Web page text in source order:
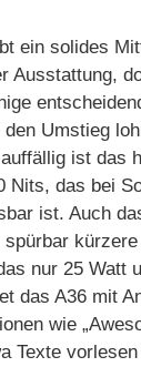
ein solides
Ausstattung,
Umstieg
ist das
Nits, das bei
ist. Auch
nur 25 Watt
das A36 mit
wie
Texte